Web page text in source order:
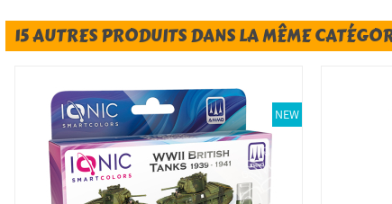
15 AUTRES PRODUITS DANS LA MÊME
NEW